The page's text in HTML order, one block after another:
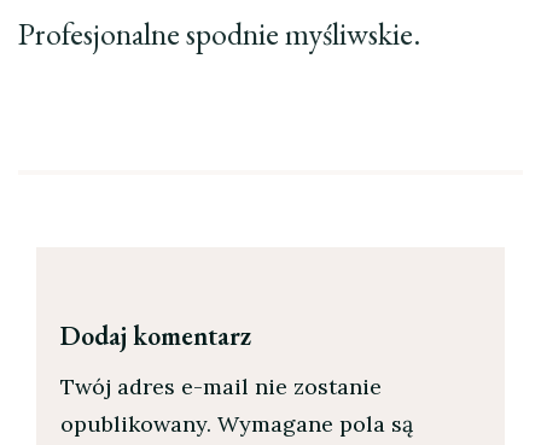
Profesjonalne spodnie myśliwskie.
Dodaj komentarz
Twój adres e-mail nie zostanie
opublikowany. Wymagane pola są